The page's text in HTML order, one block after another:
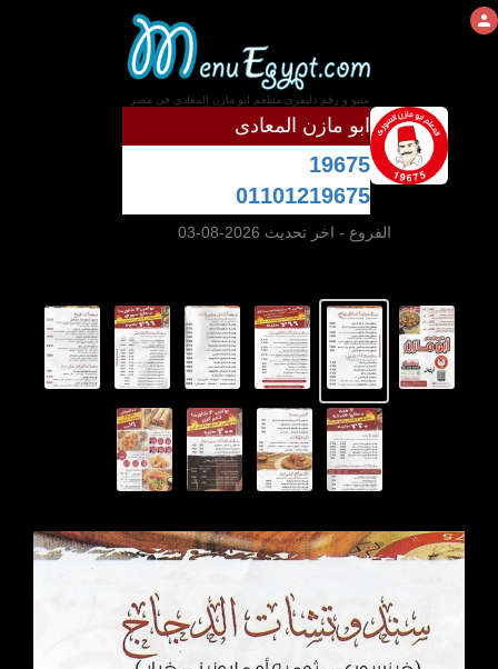
منيو و رقم دليفرى مطعم ابو مازن المعادى فى مصر
ابو مازن المعادى
19675
01101219675
الفروع - اخر تحديث 2026-08-03